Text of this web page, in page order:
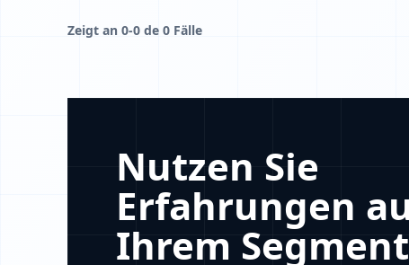
Zeigt an 0-0 de 0 Fälle
Nutzen Sie
Erfahrungen
Ihrem